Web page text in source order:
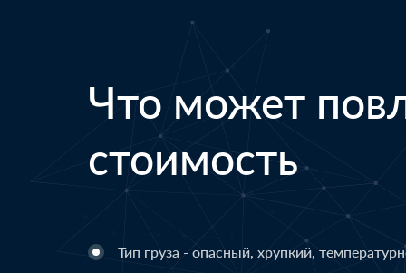
Что может
стоимость
Тип груза - опасный, хрупкий,